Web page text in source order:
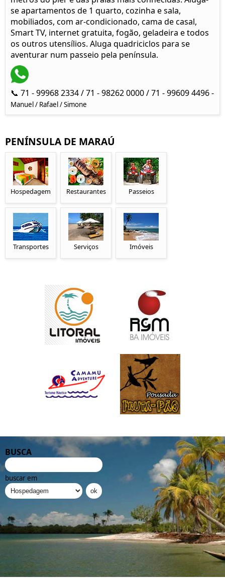
se apartamentos de 1 quarto, cozinha e sala,
mobiliados, com ar-condicionado, cama de casal,
Smart TV, internet gratuita, fogão, geladeira e todos
os outros utensílios. Aluga quadriciclos para se
aventurar num passeio pela península.
📞 71 - 99968 2334 / 71 - 98262 0000 / 71 - 99609 4496 -
Manuel / Rafael / Simone
PENÍNSULA DE MARAÚ
Hospedagem Restaurantes Passeios
Transportes Serviços Imóveis
BUSCA
buscar em